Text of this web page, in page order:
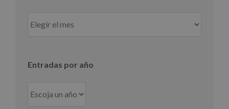
por
Entradas por año